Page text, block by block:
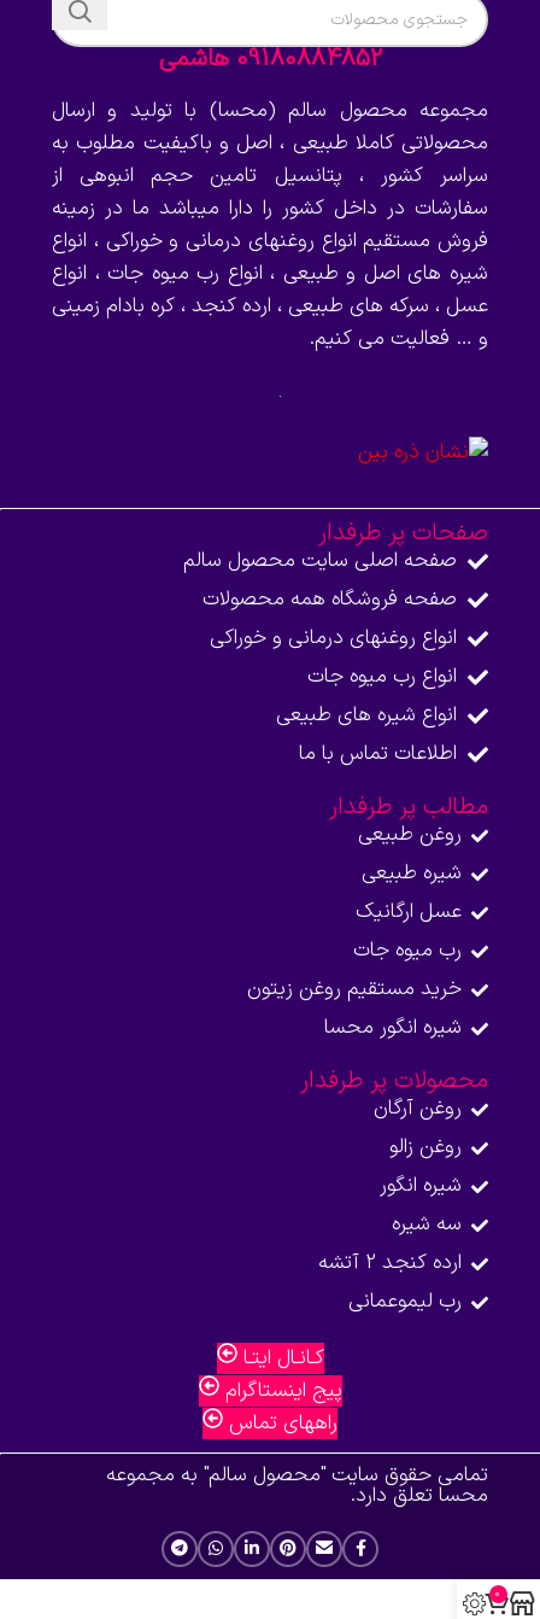
09180884852 هاشمی
مجموعه محصول سالم (محسا) با تولید و ارسال
محصولاتی کاملا طبیعی ، اصل و باکیفیت مطلوب به
سراسر کشور ، پتانسیل تامین حجم انبوهی از
سفارشات در داخل کشور را دارا میباشد ما در زمینه
فروش مستقیم انواع روغنهای درمانی و خوراکی ، انواع
شیره های اصل و طبیعی ، انواع رب میوه جات ، انواع
عسل ، سرکه های طبیعی ، ارده کنجد ، کره بادام زمینی
و … فعالیت می کنیم.
صفحات پر طرفدار
صفحه اصلی سایت محصول سالم
صفحه فروشگاه همه محصولات​
انواع روغنهای درمانی و خوراکی
انواع رب میوه جات
انواع شیره های طبیعی
اطلاعات تماس با ما​
مطالب پر طرفدار
روغن طبیعی
شیره طبیعی
عسل ارگانیک
رب میوه جات
خرید مستقیم روغن زیتون
شیره انگور محسا
محصولات پر طرفدار
روغن آرگان
روغن زالو
شیره انگور
سه شیره
ارده کنجد 2 آتشه
رب لیموعمانی
کـانـال ایتـا
پیج اینستاگرام
راههای تماس
تمامی حقوق سایت "محصول سالم" به مجموعه
محسا تعلق دارد.
0